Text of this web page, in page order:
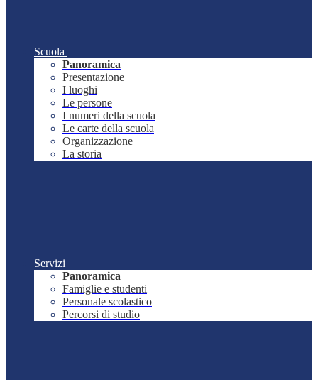
Scuola
Panoramica
Presentazione
I luoghi
Le persone
I numeri della scuola
Le carte della scuola
Organizzazione
La storia
Servizi
Panoramica
Famiglie e studenti
Personale scolastico
Percorsi di studio